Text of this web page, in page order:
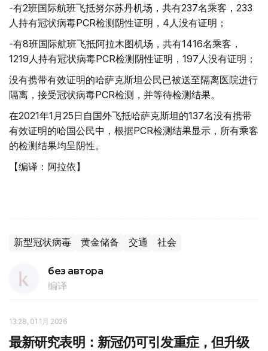
-有2班国际航班飞抵努尔苏丹机场，共有237名乘客，233
人持有冠状病毒PCR检测阴性证明，4人没有证明；
-有8班国际航班飞抵阿拉木图机场，共有1416名乘客，
1219人持有冠状病毒PCR检测阴性证明，197人没有证明；
没有携带有效证明的哈萨克斯坦公民已被送至隔离医院进行
隔离，接受冠状病毒PCR检测，并等待检测结果。
在2021年1月25日自国外飞抵哈萨克斯坦的137名没有携带
有效证明的哈国公民中，根据PCR检测结果显示，所有乘客
的检测结果均呈阴性。
【编译：阿拉依】
新型冠状病毒 黄金储备 交通 社会
без автора
编译
13:28, 01 1月 2026
最新研究表明：新冠仍可引发重症，但升级